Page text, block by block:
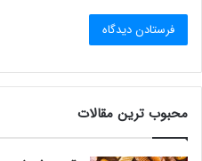
محبوب ترین مقالات